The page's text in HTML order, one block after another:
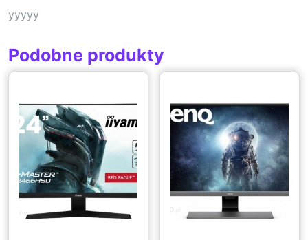
yyyyy
Podobne produkty